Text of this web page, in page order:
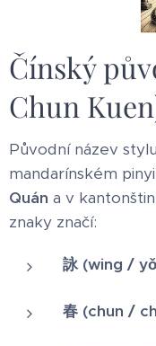
Čínský
Chun
Původní název
mandarínském
Quán a v
znaky značí:
詠 (wing /
春 (chun /